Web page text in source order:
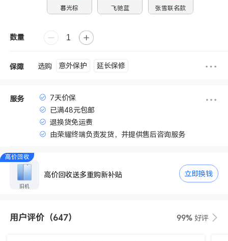
暮光棕 飞驰蓝 张雪联名款
数量
保障 选购 意外保护 延长保修
服务
7天价保
已满48元包邮
退换货免运费
由荣耀终端负责发货，并提供售后咨询服务
高价回收
旧机
高价回收送多重购新补贴 立即换钱
用户评价 （647） 99% 好评